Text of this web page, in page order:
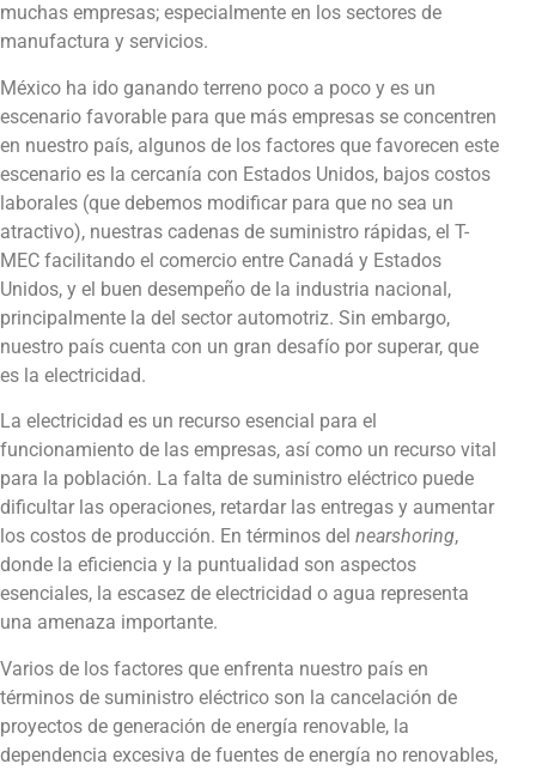
muchas empresas; especialmente en los sectores de
manufactura y servicios.
México ha ido ganando terreno poco a poco y es un
escenario favorable para que más empresas se concentren
en nuestro país, algunos de los factores que favorecen este
escenario es la cercanía con Estados Unidos, bajos costos
laborales (que debemos modificar para que no sea un
atractivo), nuestras cadenas de suministro rápidas, el T-
MEC facilitando el comercio entre Canadá y Estados
Unidos, y el buen desempeño de la industria nacional,
principalmente la del sector automotriz. Sin embargo,
nuestro país cuenta con un gran desafío por superar, que
es la electricidad.
La electricidad es un recurso esencial para el
funcionamiento de las empresas, así como un recurso vital
para la población. La falta de suministro eléctrico puede
dificultar las operaciones, retardar las entregas y aumentar
los costos de producción. En términos del nearshoring,
donde la eficiencia y la puntualidad son aspectos
esenciales, la escasez de electricidad o agua representa
una amenaza importante.
Varios de los factores que enfrenta nuestro país en
términos de suministro eléctrico son la cancelación de
proyectos de generación de energía renovable, la
dependencia excesiva de fuentes de energía no renovables,